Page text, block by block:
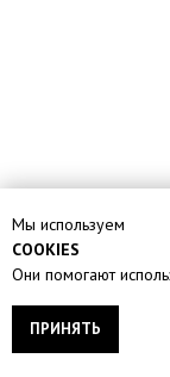
Мы используем
COOKIES
Они помогают
ПРИНЯТЬ